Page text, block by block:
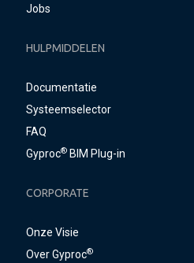
Jobs
HULPMIDDELEN
Documentatie
Systeemselector
FAQ
Gyproc® BIM Plug-in
CORPORATE
Onze Visie
Over Gyproc®